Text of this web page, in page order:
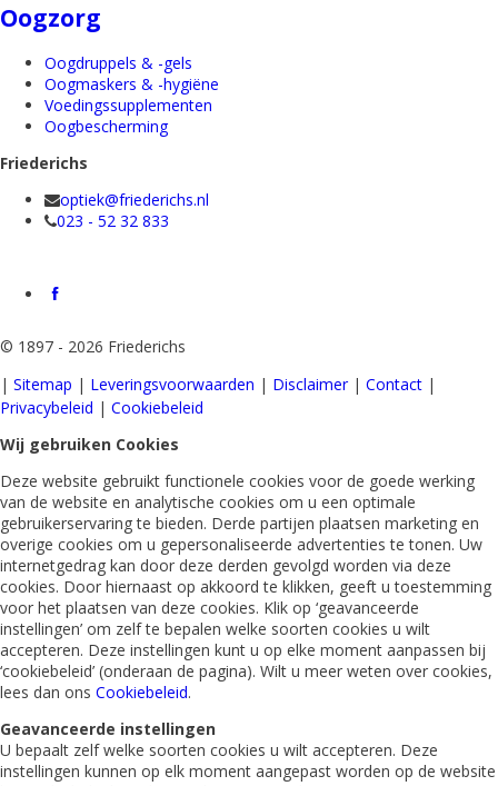
Oogzorg
Oogdruppels & -gels
Oogmaskers & -hygiëne
Voedingssupplementen
Oogbescherming
Friederichs
optiek@friederichs.nl
023 - 52 32 833
© 1897 - 2026 Friederichs
| Sitemap | Leveringsvoorwaarden | Disclaimer | Contact |
Privacybeleid | Cookiebeleid
Wij gebruiken Cookies
Deze website gebruikt functionele cookies voor de goede werking
van de website en analytische cookies om u een optimale
gebruikerservaring te bieden. Derde partijen plaatsen marketing en
overige cookies om u gepersonaliseerde advertenties te tonen. Uw
internetgedrag kan door deze derden gevolgd worden via deze
cookies. Door hiernaast op akkoord te klikken, geeft u toestemming
voor het plaatsen van deze cookies. Klik op ‘geavanceerde
instellingen’ om zelf te bepalen welke soorten cookies u wilt
accepteren. Deze instellingen kunt u op elke moment aanpassen bij
‘cookiebeleid’ (onderaan de pagina). Wilt u meer weten over cookies,
lees dan ons Cookiebeleid.
Geavanceerde instellingen
U bepaalt zelf welke soorten cookies u wilt accepteren. Deze
instellingen kunnen op elk moment aangepast worden op de website